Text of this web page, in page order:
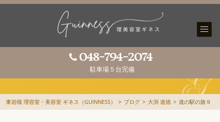
048-794-2074
駐車場５台完備
東岩槻 理容室・美容室 ギネス（GUINNESS） > ブログ > 大渕 道徳 > 道の駅の旅９